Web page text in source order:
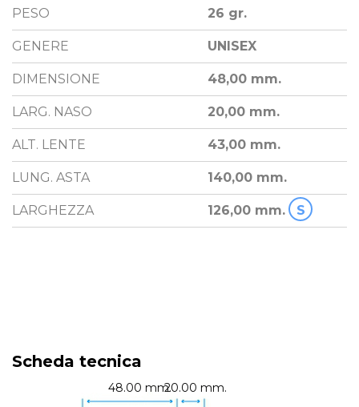
PESO 26 gr.
GENERE UNISEX
DIMENSIONE 48,00 mm.
LARG. NASO 20,00 mm.
ALT. LENTE 43,00 mm.
LUNG. ASTA 140,00 mm.
LARGHEZZA 126,00 mm. S
Scheda tecnica
48.00 mm.20.00 mm.